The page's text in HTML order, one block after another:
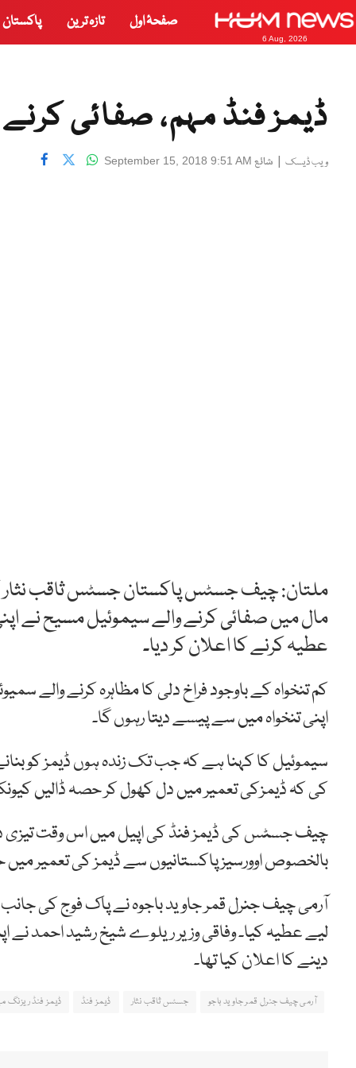
6 Aug, 2026
صفحۂ اول تازہ ترین پاکستان
ڈیمز فنڈ مہم، صفائی
ویب ڈیسک | شائع September 15, 2018 9:51 AM
ملتان: چیف جسٹس پاکستان جسٹس ثاقب نثار
مال میں صفائی کرنے والے سیموئیل مسیح نے
عطیہ کرنے کا اعلان کر دیا۔
کم تنخواہ کے باوجود فراخ دلی کا مظاہرہ کرنے والے
اپنی تنخواہ میں سے پیسے دیتا رہوں گا۔
سیموئیل کا کہنا ہے کہ جب تک زندہ ہوں ڈیمز کو
کی کہ ڈیمزکی تعمیر میں دل کھول کر حصہ ڈالیں کیونکہ
چیف جسٹس کی ڈیمز فنڈ کی اپیل میں اس وقت تیزی
بالخصوص اوورسیز پاکستانیوں سے ڈیمز کی تعمیر
لیے عطیہ کیا۔ وفاقی وزیر ریلوے شیخ رشید احمد
دینے کا اعلان کیا تھا۔
آرمی چیف جنرل قمر جاوید باجو جسٹس ثاقب نثار ڈیمز فنڈ ڈیمز فنڈ ریزنگ